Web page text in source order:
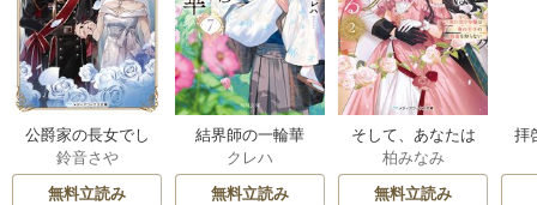
公爵家の長女でし
た
鈴音さや
無料立読み
結界師の一輪華
クレハ
無料立読み
そして、あなたは
私を捨てる
柏みなみ
無料立読み
拝